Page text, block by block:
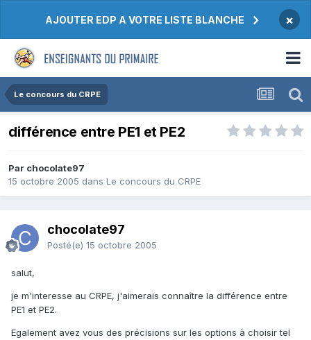
AJOUTER EDP A VOTRE LISTE BLANCHE ×
Le concours du CRPE
différence entre PE1 et PE2
Par chocolate97
15 octobre 2005 dans Le concours du CRPE
chocolate97
Posté(e) 15 octobre 2005
salut,
je m'interesse au CRPE, j'aimerais connaître la différence entre
PE1 et PE2.
Egalement avez vous des précisions sur les options à choisir tel